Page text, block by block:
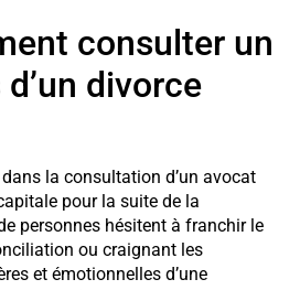
consulter un
divorce
la consultation d’un avocat
pour la suite de la
personnes hésitent à franchir le
ou craignant les
et émotionnelles d’une